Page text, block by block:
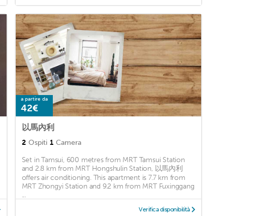
a partire da
42€
以馬內利
2 Ospiti 1 Camera
Set in Tamsui, 600 metres from MRT Tamsui Station
and 2.8 km from MRT Hongshulin Station, 以馬內利
offers air conditioning. This apartment is 7.7 km from
MRT Zhongyi Station and 9.2 km from MRT Fuxinggang
...
Verifica disponibilità